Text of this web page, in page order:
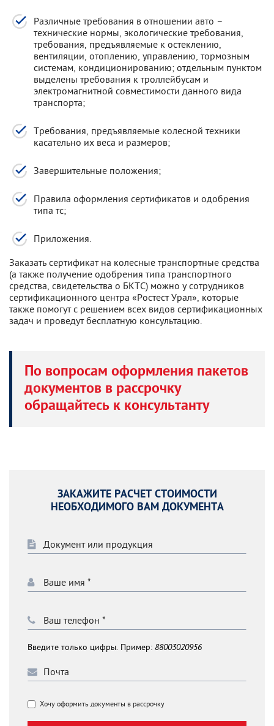
Различные требования в отношении авто –
технические нормы, экологические требования,
требования, предъявляемые к остеклению,
вентиляции, отоплению, управлению, тормозным
системам, кондиционированию; отдельным пунктом
выделены требования к троллейбусам и
электромагнитной совместимости данного вида
транспорта;
Требования, предъявляемые колесной техники
касательно их веса и размеров;
Завершительные положения;
Правила оформления сертификатов и одобрения
типа тс;
Приложения.
Заказать сертификат на колесные транспортные средства
(а также получение одобрения типа транспортного
средства, свидетельства о БКТС) можно у сотрудников
сертификационного центра «Ростест Урал», которые
также помогут с решением всех видов сертификационных
задач и проведут бесплатную консультацию.
По вопросам оформления пакетов
документов в рассрочку
обращайтесь к консультанту
ЗАКАЖИТЕ РАСЧЕТ СТОИМОСТИ
НЕОБХОДИМОГО ВАМ ДОКУМЕНТА
Введите только цифры. Пример: 88003020956
Хочу оформить документы в рассрочку